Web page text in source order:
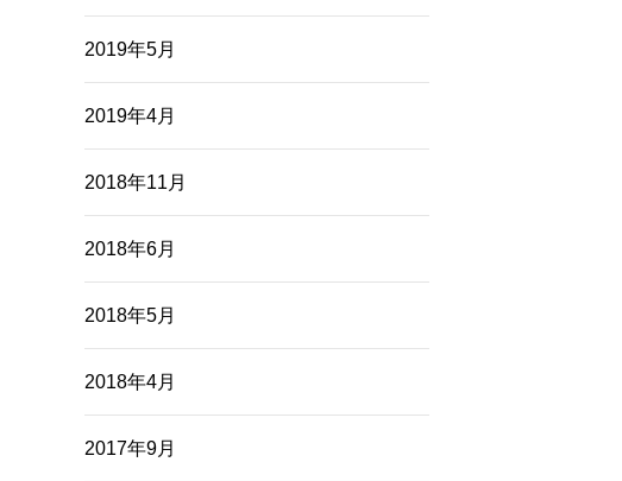
2019年5月
2019年4月
2018年11月
2018年6月
2018年5月
2018年4月
2017年9月